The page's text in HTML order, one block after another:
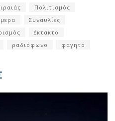
Πολιτισμός
Συναυλίες
έκτακτο
ραδιόφωνο φαγητό